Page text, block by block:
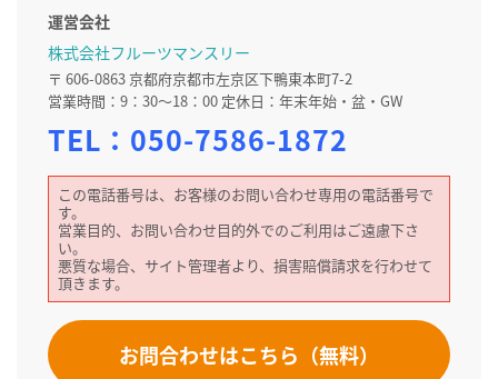
運営会社
株式会社フルーツマンスリー
〒 606-0863 京都府京都市左京区下鴨東本町7-2
営業時間：9：30～18：00 定休日：年末年始・盆・GW
TEL： 050-7586-1872
この電話番号は、お客様のお問い合わせ専用の電話番号で
す。
営業目的、お問い合わせ目的外でのご利用はご遠慮下さ
い。
悪質な場合、サイト管理者より、損害賠償請求を行わせて
頂きます。
お問合わせはこちら（無料）